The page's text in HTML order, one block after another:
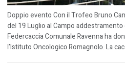
Doppio evento Con il Trofeo Bruno
del 19 Luglio al Campo addestramento
Federcaccia Comunale Ravenna ha
l’Istituto Oncologico Romagnolo. La